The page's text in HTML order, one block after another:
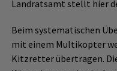
Landratsamt stellt hier
Beim systematischen
mit einem Multikopter
Kitzretter übertragen.